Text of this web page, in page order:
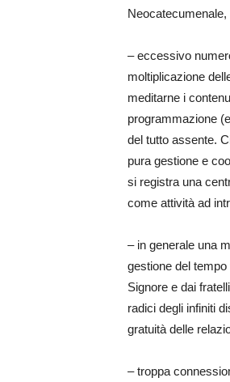
Neocatecumenale,
– eccessivo
moltiplicazione
meditarne i
programmazione
del tutto assente.
pura gestione e
si registra una
come attività ad
– in generale una
gestione del
Signore e dai
radici degli infiniti
gratuità delle
– troppa